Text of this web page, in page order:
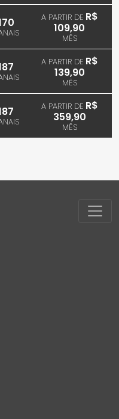
A PARTIR DE R$
109,90
MÊS
A PARTIR DE R$
139,90
MÊS
A PARTIR DE R$
359,90
MÊS